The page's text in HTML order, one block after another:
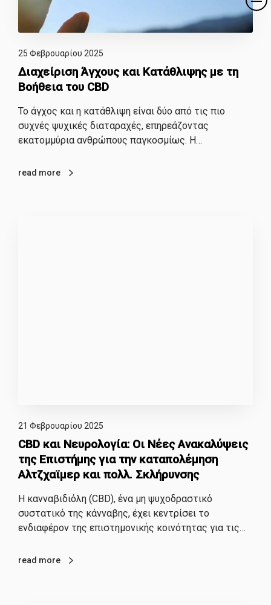
25 Φεβρουαρίου 2025
Διαχείριση Άγχους και Κατάθλιψης με τη
Βοήθεια του CBD
Το άγχος και η κατάθλιψη είναι δύο από τις πιο
συχνές ψυχικές διαταραχές, επηρεάζοντας
εκατομμύρια ανθρώπους παγκοσμίως. Η…
read more
21 Φεβρουαρίου 2025
CBD και Νευρολογία: Οι Νέες Ανακαλύψεις
της Επιστήμης για την καταπολέμηση
Αλτζχαϊμερ και πολλ. Σκλήρυνσης
Η κανναβιδιόλη (CBD), ένα μη ψυχοδραστικό
συστατικό της κάνναβης, έχει κεντρίσει το
ενδιαφέρον της επιστημονικής κοινότητας για τις…
read more